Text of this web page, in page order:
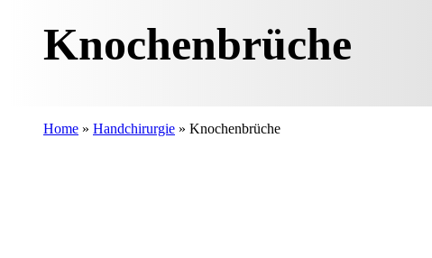
Knochenbrüche
Home » Handchirurgie » Knochenbrüche